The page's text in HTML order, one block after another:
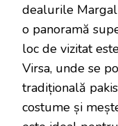
dealurile
o panoramă
loc de vizitat
Virsa, unde se
tradițională
costume și